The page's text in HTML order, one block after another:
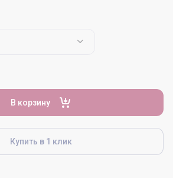
В корзину
Купить в 1 клик